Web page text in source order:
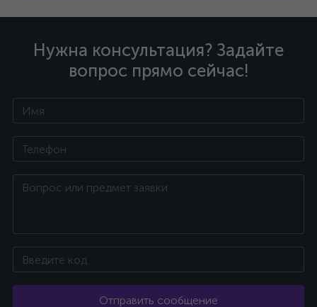
Нужна консультация? Задайте
вопрос прямо сейчас!
Отправить сообщение